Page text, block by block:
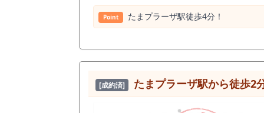
Point たまプラーザ駅徒歩4分！
[成約済] たまプラーザ駅から徒歩2